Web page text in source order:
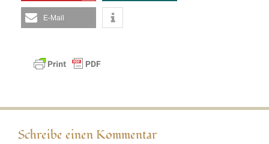
E-Mail
Schreibe einen Kommentar